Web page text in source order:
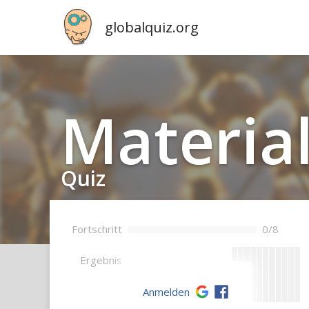
globalquiz.org
Quiz
Fortschritt 0/8
Ergebnis --
Anmelden